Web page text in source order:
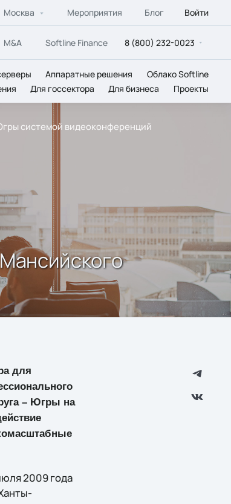
Москва Мероприятия Блог Войти
M&A Softline Finance 8 (800) 232-0023
Аппаратные решения
Облако Softline
Для госсектора Для бизнеса Проекты
системой видеоконференций
для
– Югры на
2009 года